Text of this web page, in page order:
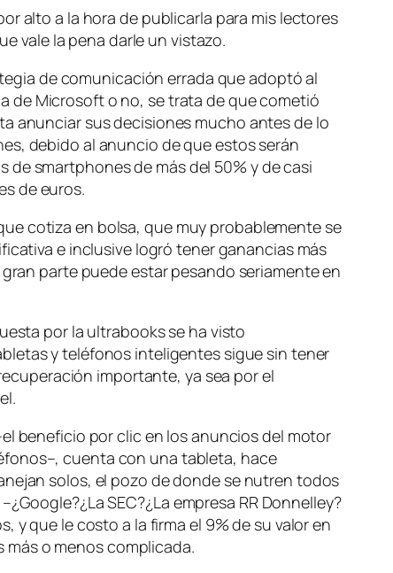
alto a la hora de publicarla para mis lectores
vale la pena darle un vistazo.
de comunicación errada que adoptó al
de Microsoft o no, se trata de que cometió
anunciar sus decisiones mucho antes de lo
debido al anuncio de que estos serán
smartphones de más del 50% y de casi
de euros.
cotiza en bolsa, que muy probablemente se
e inclusive logró tener ganancias más
parte puede estar pesando seriamente en
por la ultrabooks se ha visto
y teléfonos inteligentes sigue sin tener
importante, ya sea por el
beneficio por clic en los anuncios del motor
cuenta con una tableta, hace
solos, el pozo de donde se nutren todos
SEC?¿La empresa RR Donnelley?
que le costo a la firma el 9% de su valor en
o menos complicada.